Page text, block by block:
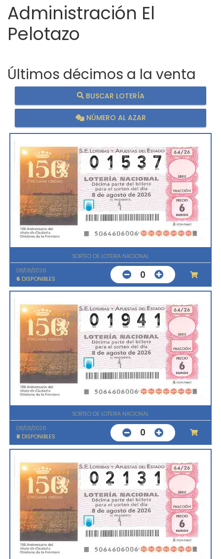
Administración El
Pelotazo
Últimos décimos a la venta
BUSCAR LOTERÍA
NÚMERO AL AZAR
SORTEO DE LOTERIA NACIONAL
08/08/2026
6 DISPONIBLES 0
SORTEO DE LOTERIA NACIONAL
08/08/2026
8 DISPONIBLES 0